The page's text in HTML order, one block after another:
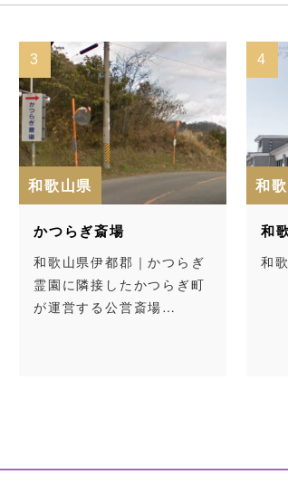
和歌山県
かつらぎ斎場
和歌山県伊都郡｜かつらぎ
霊園に隣接したかつらぎ町
が運営する公営斎場…
和歌
和歌
和歌